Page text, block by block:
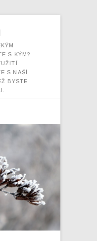
S KÝM?
S NAŠÍ
BYSTE